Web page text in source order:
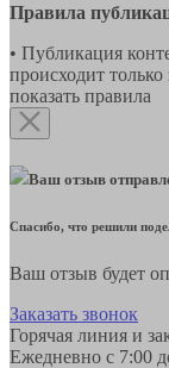
Правила
• Публикация
происходит
показать правила
Ваш отзыв
Спасибо, что решили
Ваш отзыв будет
Заказать звонок
Горячая линия и
Ежедневно с 7:00